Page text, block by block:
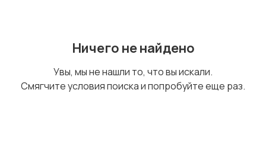
Ничего не найдено
Увы, мы не нашли то, что вы искали.
Смягчите условия поиска и попробуйте еще раз.